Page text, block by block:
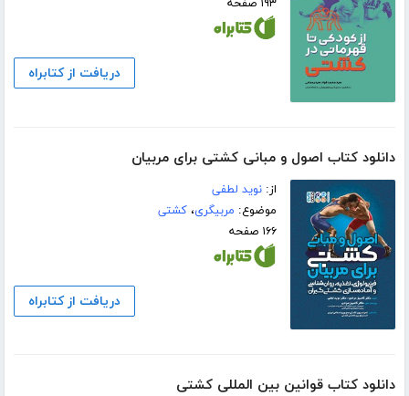
۱۹۳ صفحه
دریافت از کتابراه
دانلود کتاب اصول و مبانی کشتی برای مربیان
از:نوید لطفی
موضوع: مربیگری،کشتی
۱۶۶ صفحه
دریافت از کتابراه
دانلود کتاب قوانین بین‌ المللی کشتی